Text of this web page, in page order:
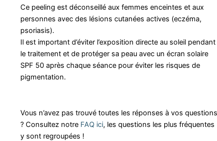
Ce peeling est déconseillé aux femmes enceintes et aux
personnes avec des lésions cutanées actives (eczéma,
psoriasis).
Il est important d’éviter l’exposition directe au soleil pendant
le traitement et de protéger sa peau avec un écran solaire
SPF 50 après chaque séance pour éviter les risques de
pigmentation.
Vous n’avez pas trouvé toutes les réponses à vos questions
? Consultez notre FAQ ici, les questions les plus fréquentes
y sont regroupées !